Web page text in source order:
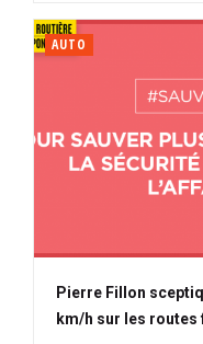
AUTO
Pierre Fillon
km/h sur les routes